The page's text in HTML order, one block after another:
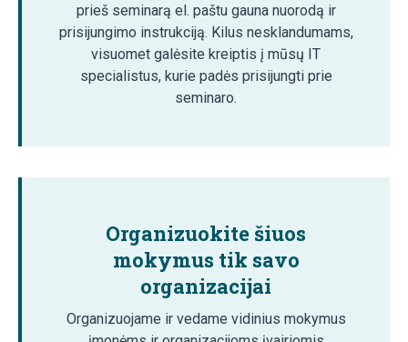
prieš seminarą el. paštu gauna nuorodą ir
prisijungimo instrukciją. Kilus nesklandumams,
visuomet galėsite kreiptis į mūsų IT
specialistus, kurie padės prisijungti prie
seminaro.
Organizuokite šiuos
mokymus tik savo
organizacijai
Organizuojame ir vedame vidinius mokymus